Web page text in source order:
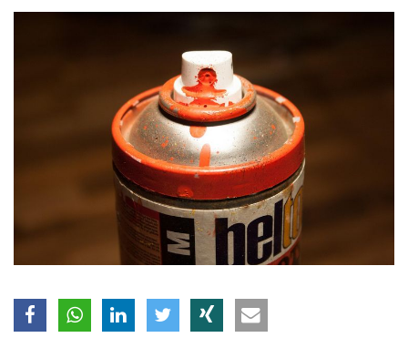
Ich möchte folgende Newsletter erhalten
Tageskarte-Newsletter (gegen 8.30 Uhr)
Ich habe dieDatenschutzerklärungzur Kenntnis
genommen.
Danke, heute nicht